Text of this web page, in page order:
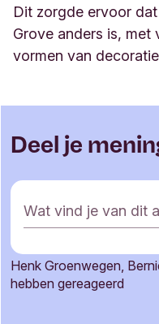
Dit zorgde ervoor
Grove anders is, met
vormen van
Deel je
R
e
c
t
Wat vind je van dit
Je naam
Henk Groenwegen,
hebben gereageerd